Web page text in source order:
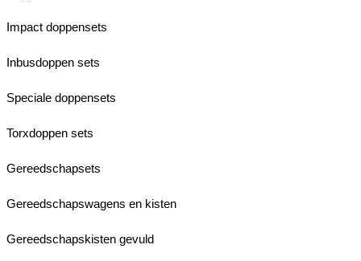
Impact doppensets
Inbusdoppen sets
Speciale doppensets
Torxdoppen sets
Gereedschapsets
Gereedschapswagens en kisten
Gereedschapskisten gevuld